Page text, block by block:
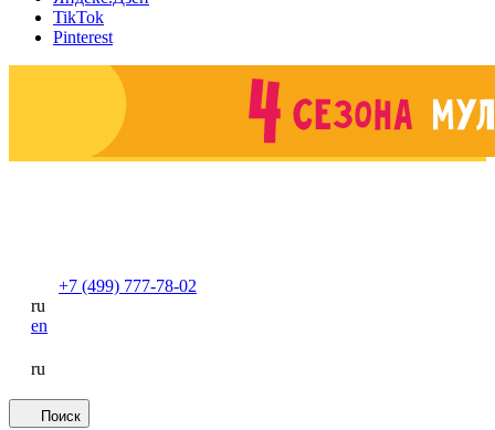
TikTok
Pinterest
+7 (499) 777-78-02
ru
en
ru
Поиск